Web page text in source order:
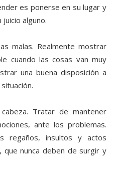
es ponerse en su lugar y
alguno.
malas. Realmente mostrar
cuando las cosas van muy
una buena disposición a
Tratar de mantener
ante los problemas.
regaños, insultos y actos
nunca deben de surgir y